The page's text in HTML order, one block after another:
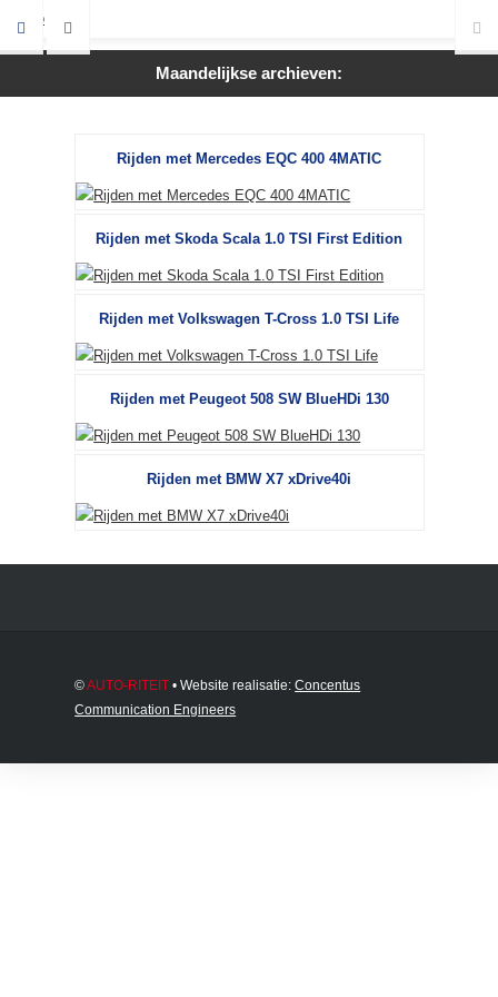
Maandelijkse archieven:
Rijden met Mercedes EQC 400 4MATIC
Rijden met Skoda Scala 1.0 TSI First Edition
Rijden met Volkswagen T-Cross 1.0 TSI Life
Rijden met Peugeot 508 SW BlueHDi 130
Rijden met BMW X7 xDrive40i
©AUTO-RITEIT • Website realisatie:Concentus
Communication Engineers